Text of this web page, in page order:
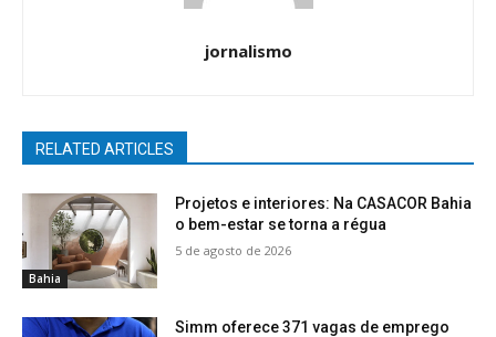
jornalismo
RELATED ARTICLES
Bahia
Projetos e interiores: Na CASACOR Bahia
o bem-estar se torna a régua
5 de agosto de 2026
Simm oferece 371 vagas de emprego